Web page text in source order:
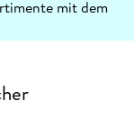
mit dem